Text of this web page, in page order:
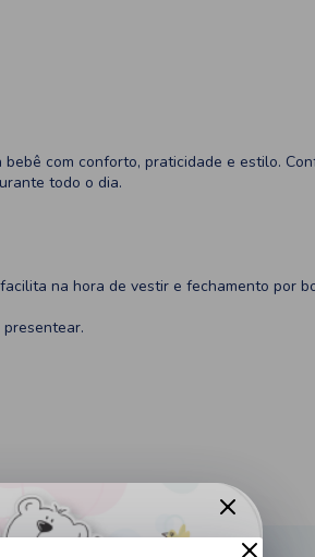
com conforto, praticidade e estilo.
todo o dia.
na hora de vestir e fechamento por